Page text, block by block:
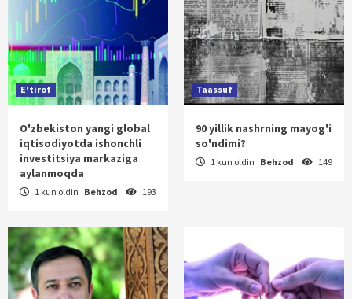
E'tirof
O'zbekiston yangi global
iqtisodiyotda ishonchli
investitsiya markaziga
aylanmoqda
1 kun oldin Behzod 193
Taassuf
90 yillik nashrning mayog'i
so'ndimi?
1 kun oldin Behzod 149